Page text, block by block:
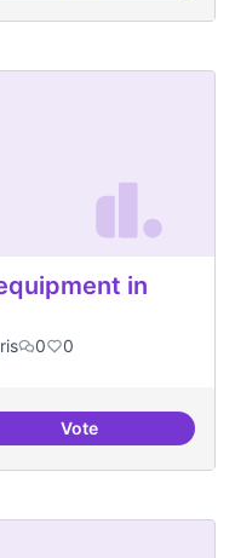
in
0 0
VoteHelp with audio